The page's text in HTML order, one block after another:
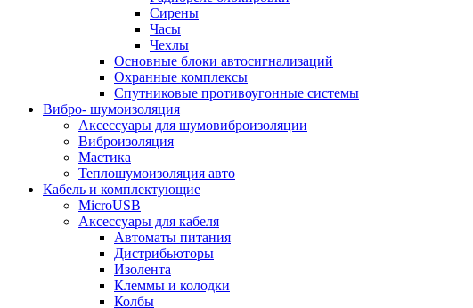
Сирены
Часы
Чехлы
Основные блоки автосигнализаций
Охранные комплексы
Спутниковые противоугонные системы
Вибро- шумоизоляция
Аксессуары для шумовиброизоляции
Виброизоляция
Мастика
Теплошумоизоляция авто
Кабель и комплектующие
MicroUSB
Аксессуары для кабеля
Автоматы питания
Дистрибьюторы
Изолента
Клеммы и колодки
Колбы